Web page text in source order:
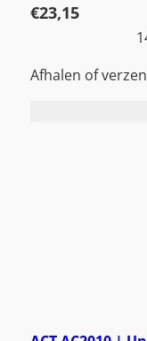
€23,15
Afhalen of